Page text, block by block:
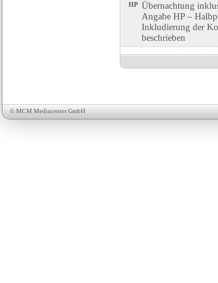
HP Übernachtung
Angabe HP –
Inkludierung der
beschrieben
© MCM Mediacenter GmbH